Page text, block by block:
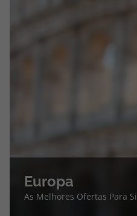
Europa
As Melhores Ofertas Para Si